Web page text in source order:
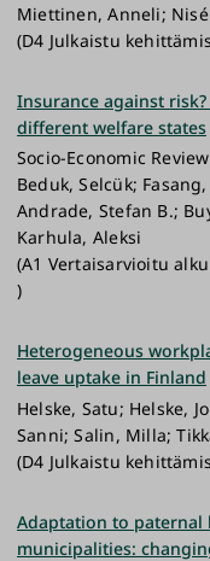
Miettinen, Anneli;
(D4 Julkaistu
Insurance against
different welfare states
Socio-Economic Review
Beduk, Selcük;
Andrade, Stefan B.;
Karhula, Aleksi
(A1 Vertaisarvioitu
)
Heterogeneous
leave uptake in Finland
Helske, Satu; Helske,
Sanni; Salin, Milla;
(D4 Julkaistu
Adaptation to paternal
municipalities: